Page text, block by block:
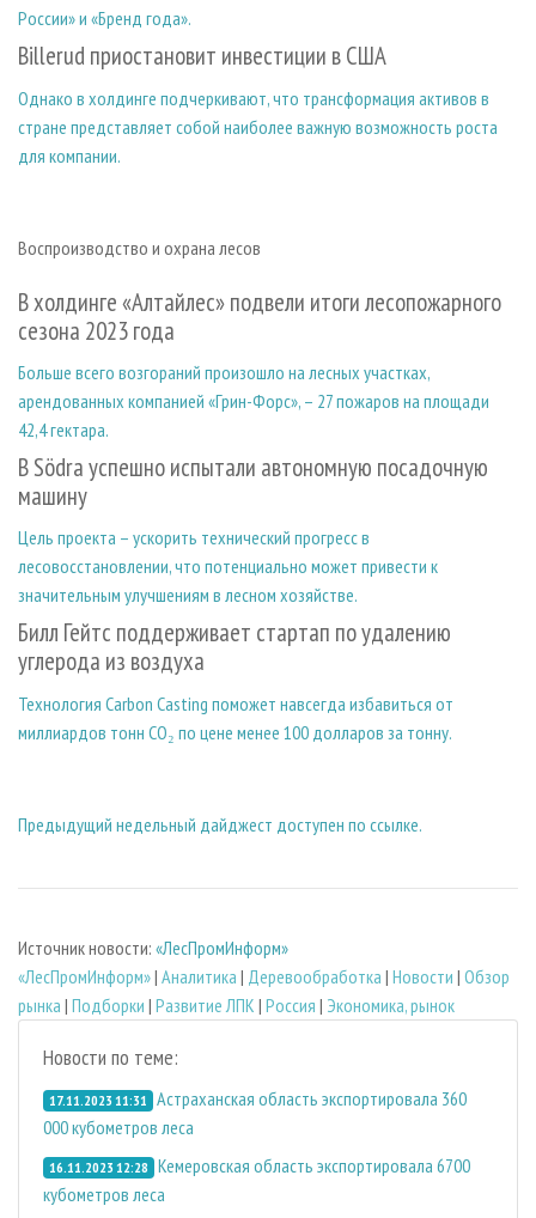
России» и «Бренд года».
Billerud приостановит инвестиции в США
Однако в холдинге подчеркивают, что трансформация активов в
стране представляет собой наиболее важную возможность роста
для компании.
Воспроизводство и охрана лесов
В холдинге «Алтайлес» подвели итоги лесопожарного
сезона 2023 года
Больше всего возгораний произошло на лесных участках,
арендованных компанией «Грин-Форс», – 27 пожаров на площади
42,4 гектара.
В Södra успешно испытали автономную посадочную
машину
Цель проекта – ускорить технический прогресс в
лесовосстановлении, что потенциально может привести к
значительным улучшениям в лесном хозяйстве.
Билл Гейтс поддерживает стартап по удалению
углерода из воздуха
Технология Carbon Casting поможет навсегда избавиться от
миллиардов тонн CO₂ по цене менее 100 долларов за тонну.
Предыдущий недельный дайджест доступен по ссылке.
Источник новости: «ЛесПромИнформ»
«ЛесПромИнформ»| Аналитика | Деревообработка | Новости | Обзор
рынка | Подборки | Развитие ЛПК | Россия | Экономика, рынок
Новости по теме:
17.11.2023 11:31 Астраханская область экспортировала 360
000 кубометров леса
16.11.2023 12:28 Кемеровская область экспортировала 6700
кубометров леса